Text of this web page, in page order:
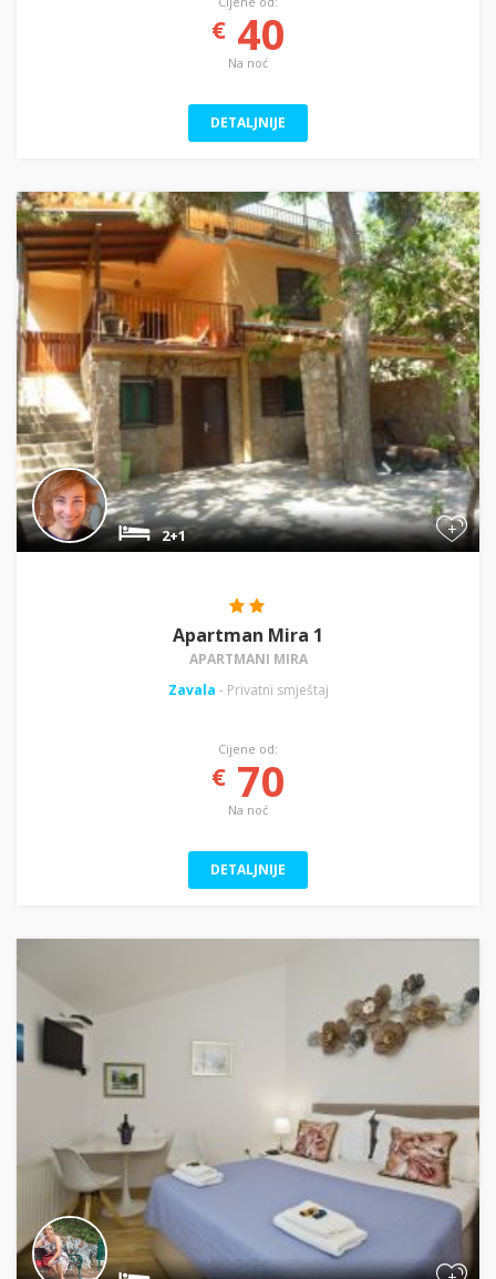
€40
Na noć
DETALJNIJE
+
2+1
Apartman Mira 1
APARTMANI MIRA
Zavala - Privatni smještaj
Cijene od:
€70
Na noć
DETALJNIJE